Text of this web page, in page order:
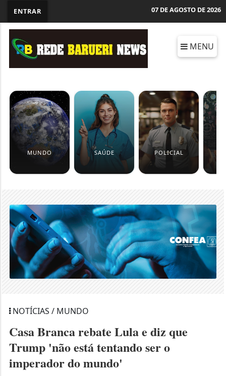
ENTRAR 07 DE AGOSTO DE 2026
MENU
MUNDO SAÚDE POLICIAL
NOTÍCIAS / MUNDO
Casa Branca rebate Lula e diz que
Trump 'não está tentando ser o
imperador do mundo'